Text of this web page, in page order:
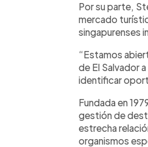
Por su parte,
mercado
singapurenses
“Estamos
de El Salvador
identificar
Fundada en
gestión de
estrecha
organismos